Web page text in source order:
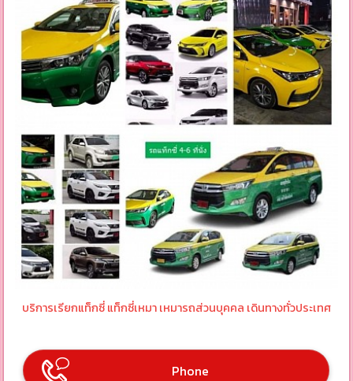
บริการเรียกแท็กซี่ แท็กซี่เหมา เหมารถส่วนบุคคล เดินทางทั่วประเทศ
Phone